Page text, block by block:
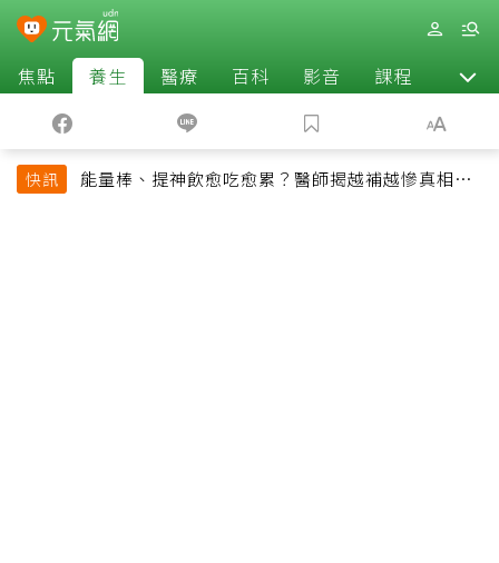
焦點 養生 醫療 百科 影音 課程 退休
快訊
能量棒、提神飲愈吃愈累？醫師揭越補越慘真相：